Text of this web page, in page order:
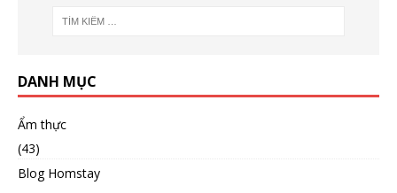
DANH MỤC
Ẩm thực
(43)
Blog Homstay